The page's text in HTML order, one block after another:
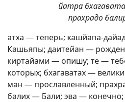
йатра
прахрадо
атха — теперь; кашйапа-
Кашьяпы; даитейан —
киртайами — опишу; те —
которых; бхагаватах —
ман — прославленный;
балих — Бали; эва —